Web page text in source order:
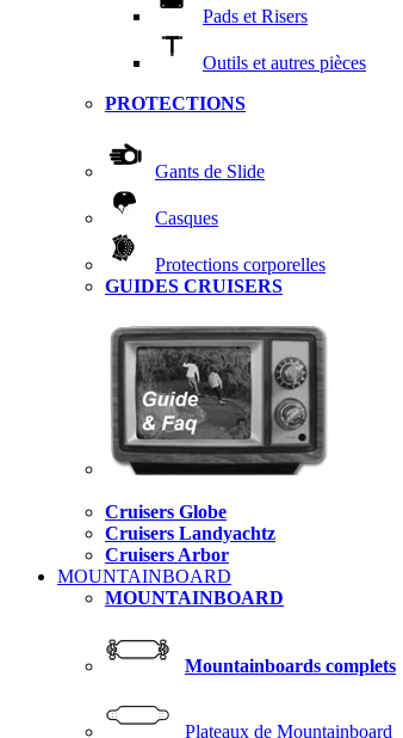
Pads et Risers
Outils et autres pièces
PROTECTIONS
Gants de Slide
Casques
Protections corporelles
GUIDES CRUISERS
Cruisers Globe
Cruisers Landyachtz
Cruisers Arbor
MOUNTAINBOARD
MOUNTAINBOARD
Mountainboards complets
Plateaux de Mountainboard